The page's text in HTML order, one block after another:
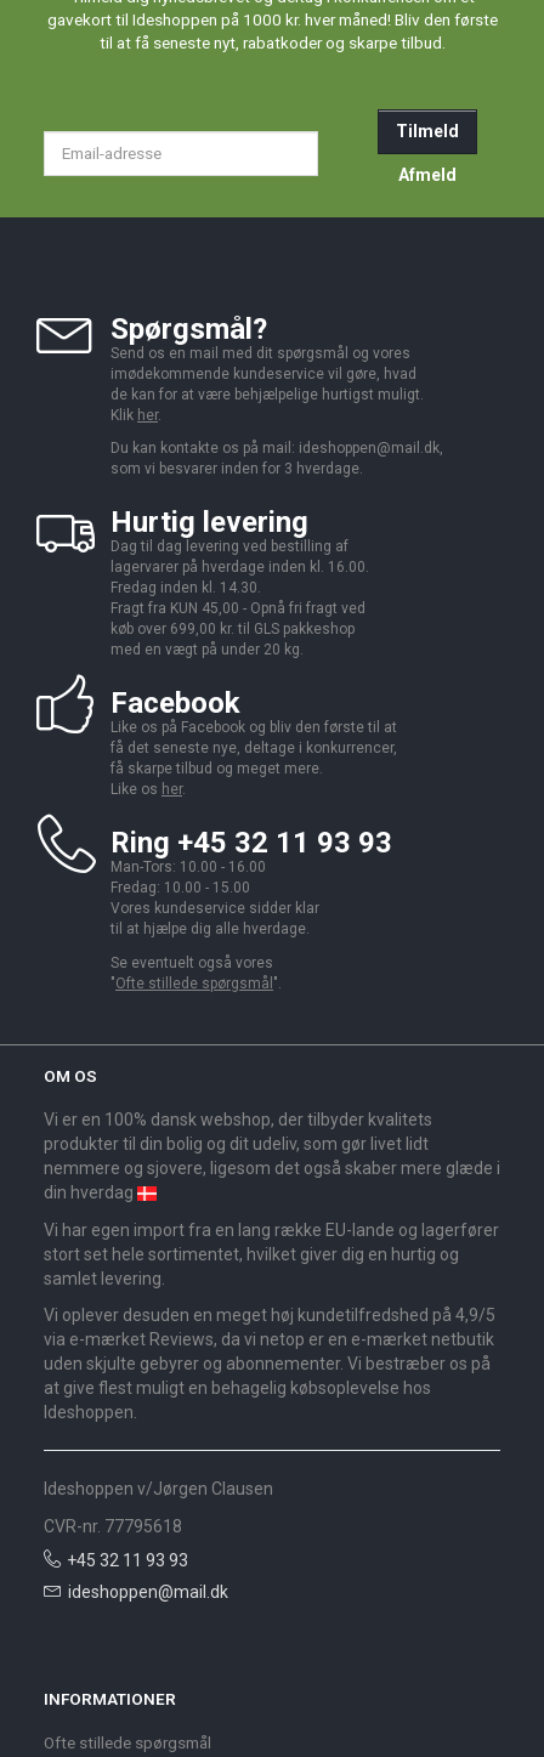
gavekort til Ideshoppen på 1000 kr. hver måned! Bliv den første
til at få seneste nyt, rabatkoder og skarpe tilbud.
Tilmeld
Afmeld
Spørgsmål?
Send os en mail med dit spørgsmål og vores
imødekommende kundeservice vil gøre, hvad
de kan for at være behjælpelige hurtigst muligt.
Klik her.
Du kan kontakte os på mail: ideshoppen@mail.dk,
som vi besvarer inden for 3 hverdage.
Hurtig levering
Dag til dag levering ved bestilling af
lagervarer på hverdage inden kl. 16.00.
Fredag inden kl. 14.30.
Fragt fra KUN 45,00 - Opnå fri fragt ved
køb over 699,00 kr. til GLS pakkeshop
med en vægt på under 20 kg.
Facebook
Like os på Facebook og bliv den første til at
få det seneste nye, deltage i konkurrencer,
få skarpe tilbud og meget mere.
Like os her.
Ring +45 32 11 93 93
Man-Tors: 10.00 - 16.00
Fredag: 10.00 - 15.00
Vores kundeservice sidder klar
til at hjælpe dig alle hverdage.
Se eventuelt også vores
"Ofte stillede spørgsmål ".
OM OS
Vi er en 100% dansk webshop, der tilbyder kvalitets
produkter til din bolig og dit udeliv, som gør livet lidt
nemmere og sjovere, ligesom det også skaber mere glæde i
din hverdag
Vi har egen import fra en lang række EU-lande og lagerfører
stort set hele sortimentet, hvilket giver dig en hurtig og
samlet levering.
Vi oplever desuden en meget høj kundetilfredshed på 4,9/5
via e-mærket Reviews, da vi netop er en e-mærket netbutik
uden skjulte gebyrer og abonnementer. Vi bestræber os på
at give flest muligt en behagelig købsoplevelse hos
Ideshoppen.
Ideshoppen v/Jørgen Clausen
CVR-nr. 77795618
+45 32 11 93 93
ideshoppen@mail.dk
INFORMATIONER
Ofte stillede spørgsmål